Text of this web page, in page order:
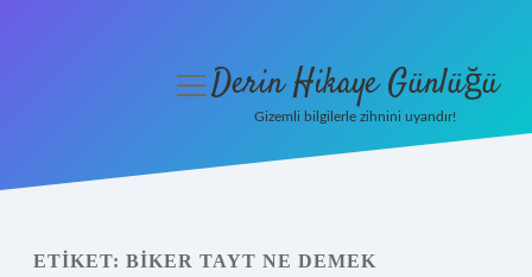
Yasal Uyarı
menüyüDerin Hikaye Günlüğü
Gizemli bilgilerle zihnini uyandır!
ETIKET: BIKER TAYT NE DEMEK